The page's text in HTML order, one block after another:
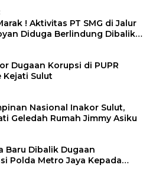
! Aktivitas PT SMG di Jalur
Diduga Berlindung Dibalik
Dugaan Korupsi di PUPR
Kejati Sulut
Nasional Inakor Sulut,
Geledah Rumah Jimmy Asiku
Baru Dibalik Dugaan
Polda Metro Jaya Kepada